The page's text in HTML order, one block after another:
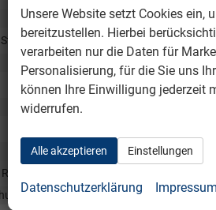
Blue Haptic & Black
hinten mit manueller Betätgung
Unsere Website setzt Cookies ein,
bereitzustellen. Hierbei
verarbeiten nur die Daten für
Personalisierung, für die Sie uns
können Ihre Einwilligung jederzeit
widerrufen.
Alle akzeptieren Einstellungen
Datenschutzerklärung Impressum